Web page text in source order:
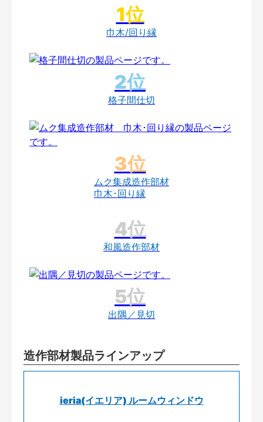
巾木/回り縁
格子間仕切
ムク集成造作部材
巾木･回り縁
和風造作部材
出隅／見切
造作部材製品ラインアップ
ieria(イエリア) ルームウィンドウ